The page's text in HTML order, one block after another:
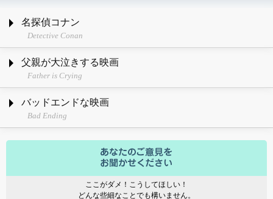
名探偵コナン
Detective Conan
父親が大泣きする映画
Father is Crying
バッドエンドな映画
Bad Ending
ここがダメ！こうしてほしい！
どんな些細なことでも構いません。